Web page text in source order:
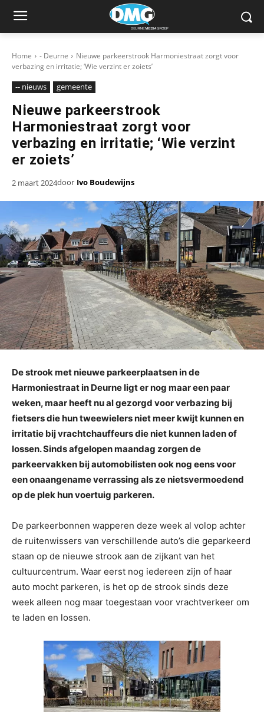
Home - Deurne
Nieuwe parkeerstrook Harmoniestraat zorgt voor
verbazing en irritatie; ‘Wie verzint er zoiets’
-- nieuws gemeente
Nieuwe parkeerstrook
Harmoniestraat zorgt voor
verbazing en irritatie; ‘Wie verzint
er zoiets’
2 maart 2024door Ivo Boudewijns
De strook met nieuwe parkeerplaatsen in de
Harmoniestraat in Deurne ligt er nog maar een paar
weken, maar heeft nu al gezorgd voor verbazing bij
fietsers die hun tweewielers niet meer kwijt kunnen en
irritatie bij vrachtchauffeurs die niet kunnen laden of
lossen. Sinds afgelopen maandag zorgen de
parkeervakken bij automobilisten ook nog eens voor
een onaangename verrassing als ze nietsvermoedend
op de plek hun voertuig parkeren.
De parkeerbonnen wapperen deze week al volop achter
de ruitenwissers van verschillende auto’s die geparkeerd
staan op de nieuwe strook aan de zijkant van het
cultuurcentrum. Waar eerst nog iedereen zijn of haar
auto mocht parkeren, is het op de strook sinds deze
week alleen nog maar toegestaan voor vrachtverkeer om
te laden en lossen.